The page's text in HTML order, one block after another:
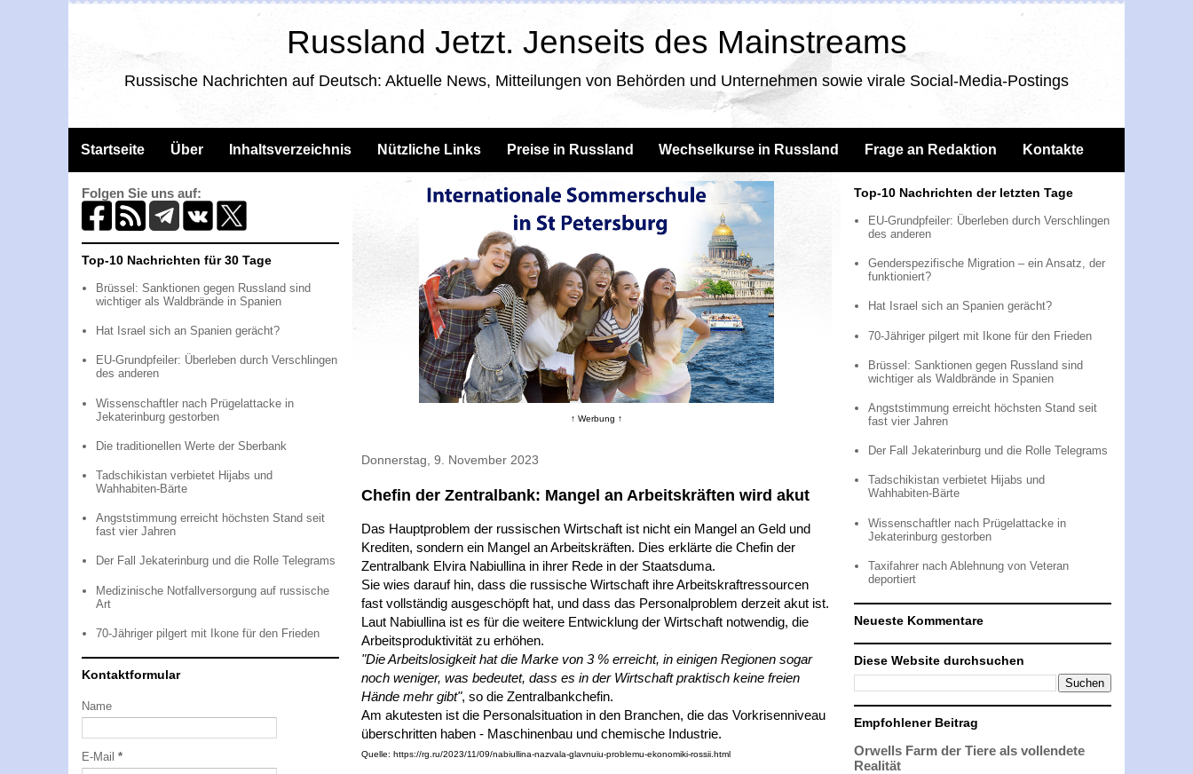
Russland Jetzt. Jenseits des Mainstreams
Russische Nachrichten auf Deutsch: Aktuelle News, Mitteilungen von Behörden und Unternehmen sowie virale Social-Media-Postings
Startseite Über Inhaltsverzeichnis Nützliche Links Preise in Russland Wechselkurse in Russland Frage an Redaktion Kontakte
↑ Werbung ↑
Donnerstag, 9. November 2023
Chefin der Zentralbank: Mangel an Arbeitskräften wird akut
Das Hauptproblem der russischen Wirtschaft ist nicht ein Mangel an Geld und
Krediten, sondern ein Mangel an Arbeitskräften. Dies erklärte die Chefin der
Zentralbank Elvira Nabiullina in ihrer Rede in der Staatsduma.
Sie wies darauf hin, dass die russische Wirtschaft ihre Arbeitskraftressourcen
fast vollständig ausgeschöpft hat, und dass das Personalproblem derzeit akut ist.
Laut Nabiullina ist es für die weitere Entwicklung der Wirtschaft notwendig, die
Arbeitsproduktivität zu erhöhen.
"Die Arbeitslosigkeit hat die Marke von 3 % erreicht, in einigen Regionen sogar
noch weniger, was bedeutet, dass es in der Wirtschaft praktisch keine freien
Hände mehr gibt", so die Zentralbankchefin.
Am akutesten ist die Personalsituation in den Branchen, die das Vorkrisenniveau
überschritten haben - Maschinenbau und chemische Industrie.
Quelle: https://rg.ru/2023/11/09/nabiullina-nazvala-glavnuiu-problemu-ekonomiki-rossii.html
Folgen Sie uns auf:
Top-10 Nachrichten für 30 Tage
Brüssel: Sanktionen gegen Russland sind
wichtiger als Waldbrände in Spanien
Hat Israel sich an Spanien gerächt?
EU-Grundpfeiler: Überleben durch Verschlingen
des anderen
Wissenschaftler nach Prügelattacke in
Jekaterinburg gestorben
Die traditionellen Werte der Sberbank
Tadschikistan verbietet Hijabs und
Wahhabiten-Bärte
Angststimmung erreicht höchsten Stand seit
fast vier Jahren
Der Fall Jekaterinburg und die Rolle Telegrams
Medizinische Notfallversorgung auf russische
Art
70-Jähriger pilgert mit Ikone für den Frieden
Kontaktformular
Name
E-Mail *
Top-10 Nachrichten der letzten Tage
EU-Grundpfeiler: Überleben durch Verschlingen
des anderen
Genderspezifische Migration – ein Ansatz, der
funktioniert?
Hat Israel sich an Spanien gerächt?
70-Jähriger pilgert mit Ikone für den Frieden
Brüssel: Sanktionen gegen Russland sind
wichtiger als Waldbrände in Spanien
Angststimmung erreicht höchsten Stand seit
fast vier Jahren
Der Fall Jekaterinburg und die Rolle Telegrams
Tadschikistan verbietet Hijabs und
Wahhabiten-Bärte
Wissenschaftler nach Prügelattacke in
Jekaterinburg gestorben
Taxifahrer nach Ablehnung von Veteran
deportiert
Neueste Kommentare
Diese Website durchsuchen
Empfohlener Beitrag
Orwells Farm der Tiere als vollendete
Realität